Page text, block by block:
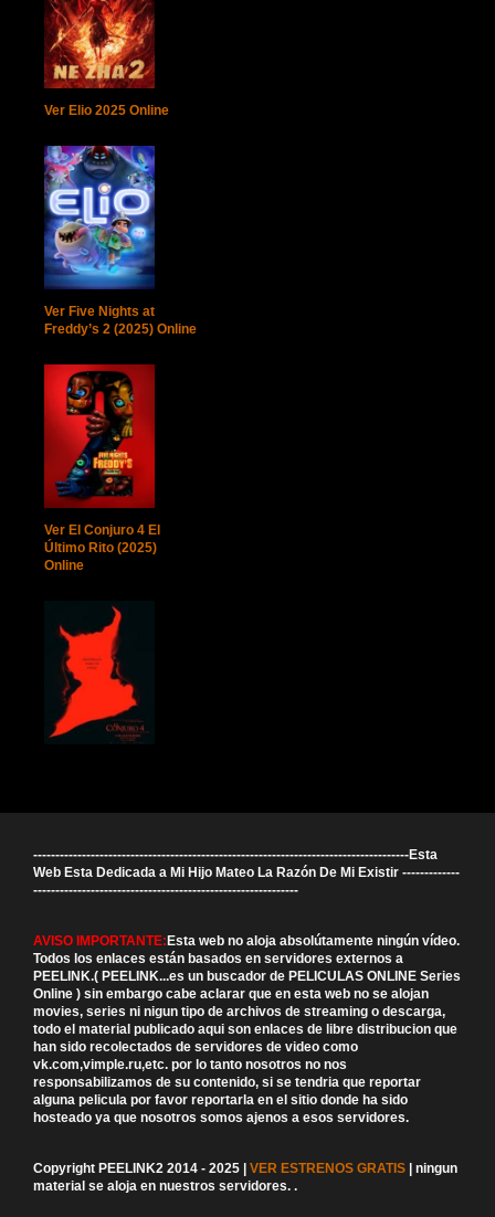
Ver Elio 2025 Online
Ver Five Nights at
Freddy’s 2 (2025) Online
Ver El Conjuro 4 El
Último Rito (2025)
Online
-------------------------------------------------------------------------------------Esta
Web Esta Dedicada a Mi Hijo Mateo La Razón De Mi Existir -------------
------------------------------------------------------------
AVISO IMPORTANTE:Esta web no aloja absolútamente ningún vídeo.
Todos los enlaces están basados en servidores externos a
PEELINK.( PEELINK...es un buscador de PELICULAS ONLINE Series
Online ) sin embargo cabe aclarar que en esta web no se alojan
movies, series ni nigun tipo de archivos de streaming o descarga,
todo el material publicado aqui son enlaces de libre distribucion que
han sido recolectados de servidores de video como
vk.com,vimple.ru,etc. por lo tanto nosotros no nos
responsabilizamos de su contenido, si se tendria que reportar
alguna pelicula por favor reportarla en el sitio donde ha sido
hosteado ya que nosotros somos ajenos a esos servidores.
Copyright PEELINK2 2014 - 2025 | VER ESTRENOS GRATIS | ningun
material se aloja en nuestros servidores. .